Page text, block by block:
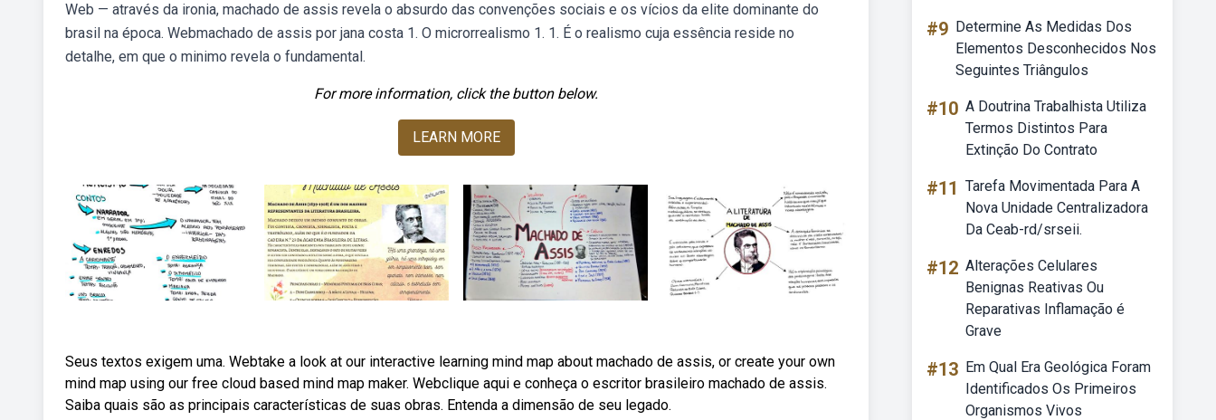
Web — através da ironia, machado de assis revela o absurdo das convenções sociais e os vícios da elite dominante do
brasil na época. Webmachado de assis por jana costa 1. O microrrealismo 1. 1. É o realismo cuja essência reside no
detalhe, em que o minimo revela o fundamental.
For more information, click the button below.
LEARN MORE
Seus textos exigem uma. Webtake a look at our interactive learning mind map about machado de assis, or create your own
mind map using our free cloud based mind map maker. Webclique aqui e conheça o escritor brasileiro machado de assis.
Saiba quais são as principais características de suas obras. Entenda a dimensão de seu legado.
#9 Determine As Medidas Dos
Elementos Desconhecidos Nos
Seguintes Triângulos
#10 A Doutrina Trabalhista Utiliza
Termos Distintos Para
Extinção Do Contrato
#11 Tarefa Movimentada Para A
Nova Unidade Centralizadora
Da Ceab-rd/srseii.
#12 Alterações Celulares
Benignas Reativas Ou
Reparativas Inflamação é
Grave
#13 Em Qual Era Geológica Foram
Identificados Os Primeiros
Organismos Vivos